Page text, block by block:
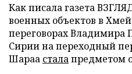
Как писала газета
военных объектов в
переговорах Владимира
Сирии на переходный
Шараа сталапредметом